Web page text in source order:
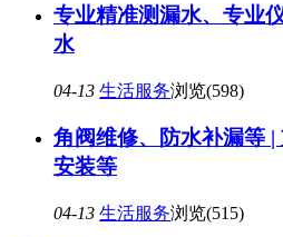
专业精准测漏水、专业
水
04-13 生活服务浏览(598)
角阀维修、防水补漏等
安装等
04-13 生活服务浏览(515)